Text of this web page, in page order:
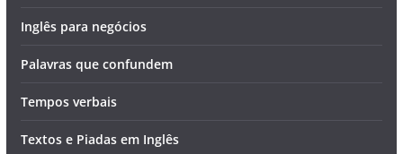
Inglês para negócios
Palavras que confundem
Tempos verbais
Textos e Piadas em Inglês